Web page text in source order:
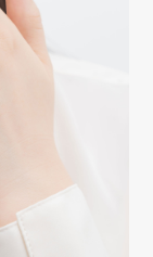
MILLE
ール・ミル
ー・ルクルト
ィエ
ァ
BACHIKAN
き バチカン